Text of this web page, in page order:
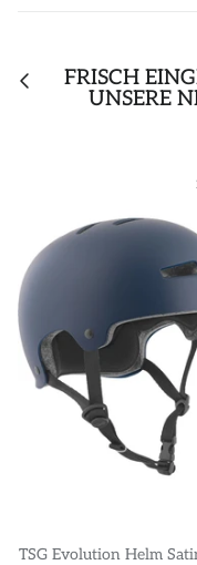
FRISCH
UNSERE
TSG Evolution Helm